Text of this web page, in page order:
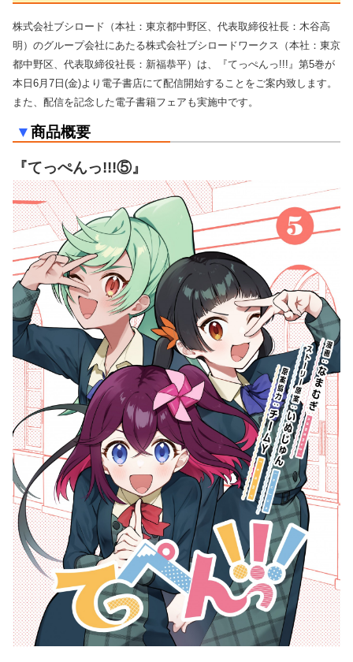
株式会社ブシロード（本社：東京都中野区、代表取締役社⻑：木谷高
明）のグループ会社にあたる株式会社ブシロードワークス（本社：東京
都中野区、代表取締役社長：新福恭平）は、『てっぺんっ!!!』第5巻が
本日6月7日(金)より電子書店にて配信開始することをご案内致します。
また、配信を記念した電子書籍フェアも実施中です。
▼商品概要
『てっぺんっ!!!⑤』